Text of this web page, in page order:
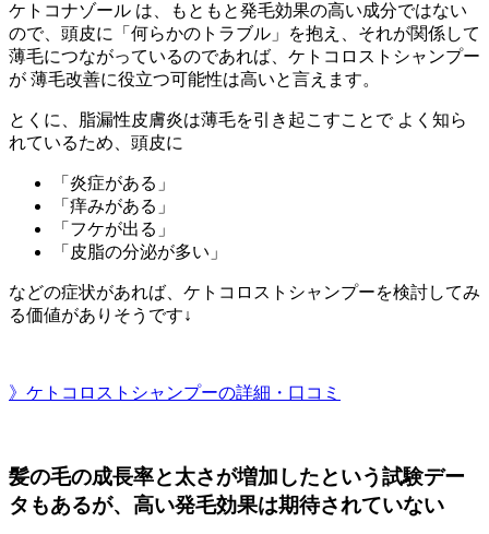
ケトコナゾール は、もともと発毛効果の高い成分ではない
ので、 頭皮に「何らかのトラブル」
を抱え、それが関係して
薄毛につながっているのであれば、ケトコロストシャンプー
が 薄毛改善に役立つ可能性は高いと言えます。
とくに、 脂漏性皮膚炎は薄毛を引き起こすことで よく知ら
れているため、頭皮に
「炎症がある」
「痒みがある」
「フケが出る」
「皮脂の分泌が多い」
などの症状があれば、ケトコロストシャンプーを検討してみ
る価値がありそうです↓
》ケトコロストシャンプーの詳細・口コミ
髪の毛の成長率と太さが増加したという試験デー
タもあるが、高い発毛効果は期待されていない